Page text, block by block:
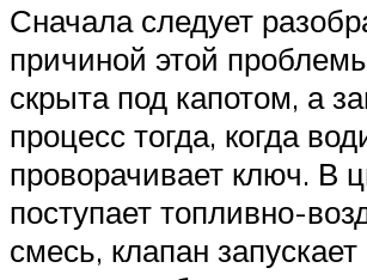
Сначала следует
причиной этой
скрыта под капотом, а
процесс тогда, когда
проворачивает ключ. В
поступает топливно-
смесь, клапан запускает